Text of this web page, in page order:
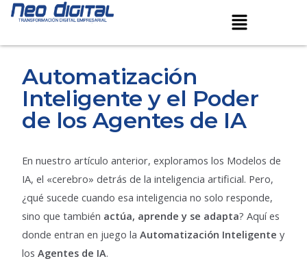
contenido
Menú
Automatización
Inteligente y el Poder
de los Agentes de IA
En nuestro artículo anterior, exploramos los Modelos de
IA, el «cerebro» detrás de la inteligencia artificial. Pero,
¿qué sucede cuando esa inteligencia no solo responde,
sino que también actúa, aprende y se adapta? Aquí es
donde entran en juego la Automatización Inteligente y
los Agentes de IA.
Navegación
entradas